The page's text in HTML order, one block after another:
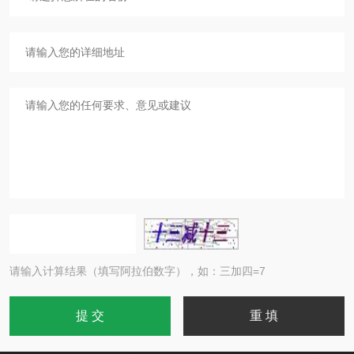
请输入计算结果（填写阿拉伯数字），如：三加四=7